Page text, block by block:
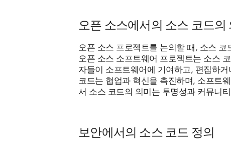
오픈 소스에서의 소스 코드의
오픈 소스 프로젝트를 논의할 때, 소스
오픈 소스 소프트웨어 프로젝트는 소스
자들이 소프트웨어에 기여하고, 편집하
코드는 협업과 혁신을 촉진하며, 소프트
서 소스 코드의 의미는 투명성과 커뮤니
보안에서의 소스 코드 정의